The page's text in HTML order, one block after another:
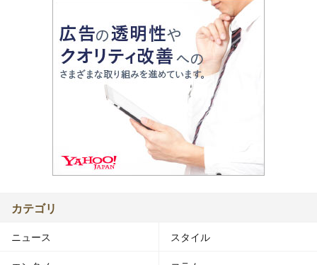
カテゴリ
ニュース スタイル